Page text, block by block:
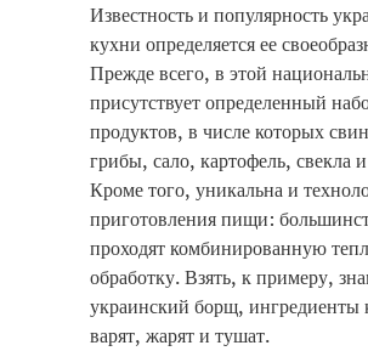
Известность и популярность
кухни определяется ее
Прежде всего, в этой
присутствует определенный
продуктов, в числе которых
грибы, сало, картофель, свекла
Кроме того, уникальна и
приготовления пищи:
проходят комбинированную
обработку. Взять, к примеру,
украинский борщ, ингредиенты
варят, жарят и тушат.